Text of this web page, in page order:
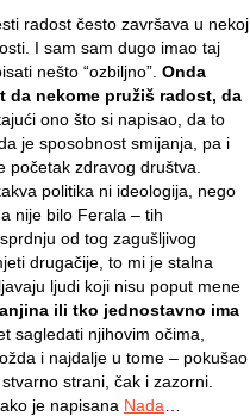
radost često završava u nekoj
I sam sam dugo imao taj
nešto “ozbiljno”. Onda
nekome pružiš radost, da
ono što si napisao, da to
je sposobnost smijanja, pa i
početak zdravog društva.
politika ni ideologija, nego
nije bilo Ferala – tih
od tog zagušljivog
drugačije, to mi je stalna
ljudi koji nisu poput mene
ili tko jednostavno ima
sagledati njihovim očima,
i najdalje u tome – pokušao
strani, čak i zazorni.
je napisana Nada